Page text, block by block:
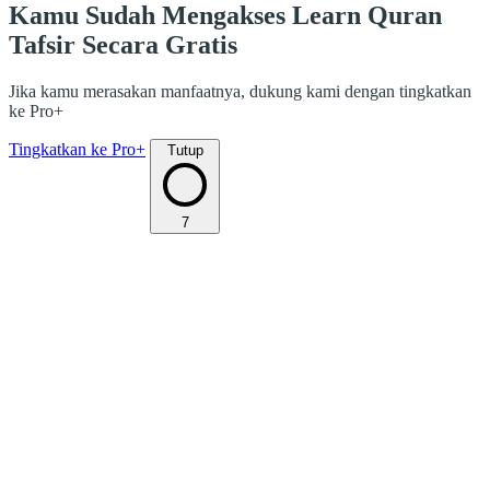
Kamu Sudah Mengakses Learn Quran
Tafsir Secara Gratis
Jika kamu merasakan manfaatnya, dukung kami dengan tingkatkan
ke Pro+
Tingkatkan ke Pro+ Tutup
7